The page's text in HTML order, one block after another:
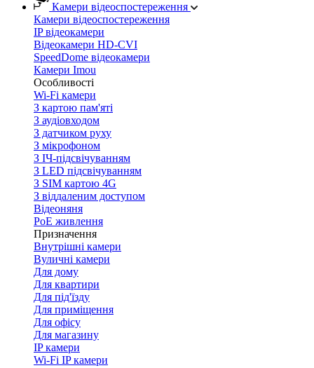
Камери відеоспостереження
Камери відеоспостереження
IP відеокамери
Відеокамери HD-CVI
SpeedDome відеокамери
Камери Imou
Особливості
Wi-Fi камери
З картою пам'яті
З аудіовходом
З датчиком руху
З мікрофоном
З ІЧ-підсвічуванням
З LED підсвічуванням
З SIM картою 4G
З віддаленим доступом
Відеоняня
PoE живлення
Призначення
Внутрішні камери
Вуличні камери
Для дому
Для квартири
Для під'їзду
Для приміщення
Для офісу
Для магазину
IP камери
Wi-Fi IP камери